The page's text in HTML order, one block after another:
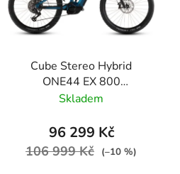
Cube Stereo Hybrid
ONE44 EX 800
electricblue´n´blue
Skladem
96 299 Kč
106 999 Kč (–10 %)